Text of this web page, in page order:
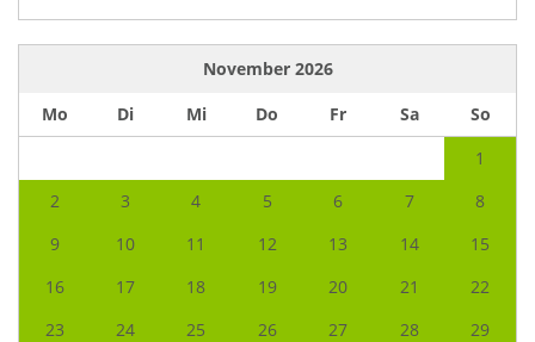
November 2026
Mo
Di Mi Do Fr Sa
So
1
2
3 4 5 6 7
8
9
10 11 12 13 14
15
16
17 18 19 20 21
22
23
24 25 26 27 28
29